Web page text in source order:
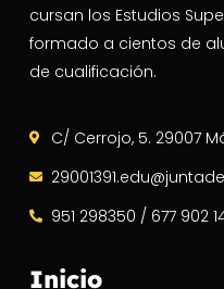
cursan los Estudios
formado a cientos de
de cualificación.
C/ Cerrojo, 5. 29007
951 298350 / 677 902
Inicio